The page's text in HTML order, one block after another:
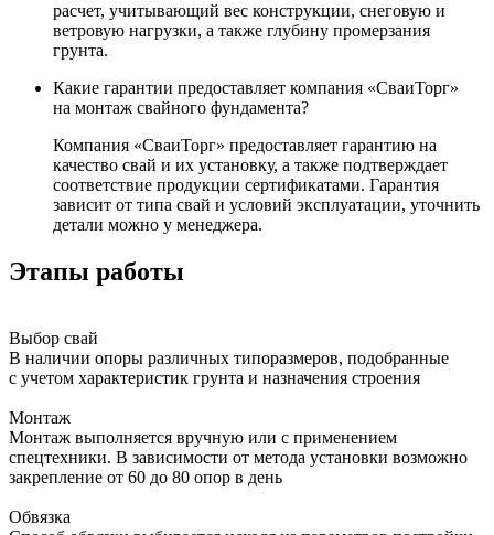
расчет, учитывающий вес конструкции, снеговую и
ветровую нагрузки, а также глубину промерзания
грунта.
Какие гарантии предоставляет компания «СваиТорг»
на монтаж свайного фундамента?
Компания «СваиТорг» предоставляет гарантию на
качество свай и их установку, а также подтверждает
соответствие продукции сертификатами. Гарантия
зависит от типа свай и условий эксплуатации, уточнить
детали можно у менеджера.
Этапы работы
Выбор свай
В наличии опоры различных типоразмеров, подобранные
с учетом характеристик грунта и назначения строения
Монтаж
Монтаж выполняется вручную или с применением
спецтехники. В зависимости от метода установки возможно
закрепление от 60 до 80 опор в день
Обвязка